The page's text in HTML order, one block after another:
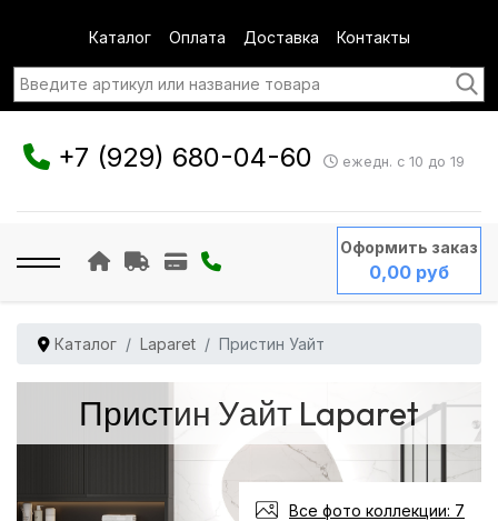
Каталог Оплата Доставка Контакты
+7 (929) 680-04-60 ежедн. с 10 до 19
Оформить заказ
0,00 руб
Каталог Laparet Пристин Уайт
Пристин Уайт Laparet
Все фото коллекции: 7